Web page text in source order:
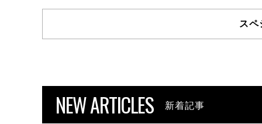
スペ
NEW ARTICLES 新着記事